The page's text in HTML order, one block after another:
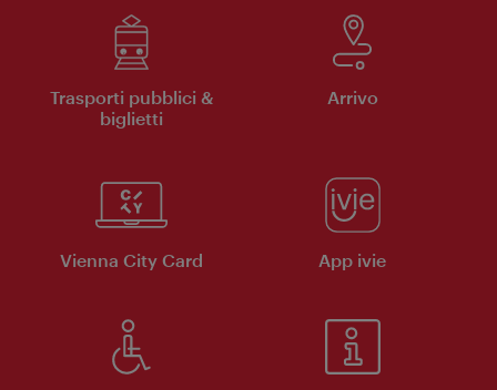
Trasporti pubblici &
biglietti
Arrivo
Vienna City Card App ivie